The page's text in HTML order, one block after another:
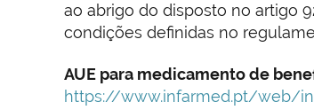
ao abrigo do disposto no artigo
condições definidas no
AUE para medicamento de
https://www.infarmed.pt/web/